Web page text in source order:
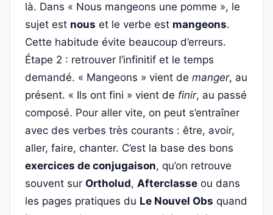
là. Dans « Nous mangeons une pomme », le
sujet est nous et le verbe est mangeons.
Cette habitude évite beaucoup d’erreurs.
Étape 2 : retrouver l’infinitif et le temps
demandé. « Mangeons » vient de manger, au
présent. « Ils ont fini » vient de finir, au passé
composé. Pour aller vite, on peut s’entraîner
avec des verbes très courants : être, avoir,
aller, faire, chanter. C’est la base des bons
exercices de conjugaison, qu’on retrouve
souvent sur Ortholud, Afterclasse ou dans
les pages pratiques du Le Nouvel Obs quand